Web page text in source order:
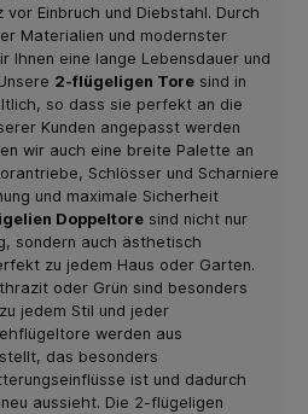
Einbruch und Diebstahl. Durch
Materialien und modernster
Ihnen eine lange Lebensdauer und
2-flügeligen Tore sind in
so dass sie perfekt an die
Kunden angepasst werden
wir auch eine breite Palette an
Schlösser und Scharniere
und maximale Sicherheit
Doppeltore sind nicht nur
sondern auch ästhetisch
zu jedem Haus oder Garten.
oder Grün sind besonders
jedem Stil und jeder
werden aus
das besonders
ist und dadurch
aussieht. Die 2-flügeligen